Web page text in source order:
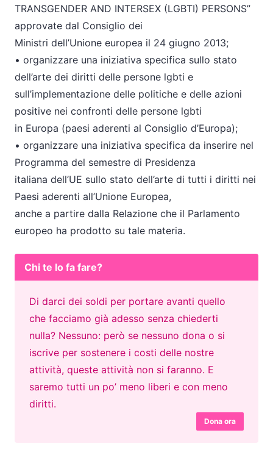
TRANSGENDER AND INTERSEX (LGBTI) PERSONS”
approvate dal Consiglio dei
Ministri dell’Unione europea il 24 giugno 2013;
• organizzare una iniziativa specifica sullo stato
dell’arte dei diritti delle persone lgbti e
sull’implementazione delle politiche e delle azioni
positive nei confronti delle persone lgbti
in Europa (paesi aderenti al Consiglio d’Europa);
• organizzare una iniziativa specifica da inserire nel
Programma del semestre di Presidenza
italiana dell’UE sullo stato dell’arte di tutti i diritti nei
Paesi aderenti all’Unione Europea,
anche a partire dalla Relazione che il Parlamento
europeo ha prodotto su tale materia.
Chi te lo fa fare?
Di darci dei soldi per portare avanti quello
che facciamo già adesso senza chiederti
nulla? Nessuno: però se nessuno dona o si
iscrive per sostenere i costi delle nostre
attività, queste attività non si faranno. E
saremo tutti un po’ meno liberi e con meno
diritti.
Dona ora